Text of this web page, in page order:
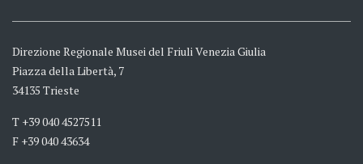
Direzione Regionale Musei del Friuli Venezia Giulia
Piazza della Libertà, 7
34135 Trieste
T +39 040 4527511
F +39 040 43634